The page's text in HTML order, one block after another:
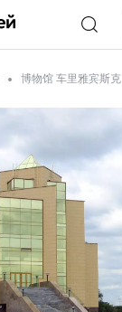
博物馆 车里雅宾斯克